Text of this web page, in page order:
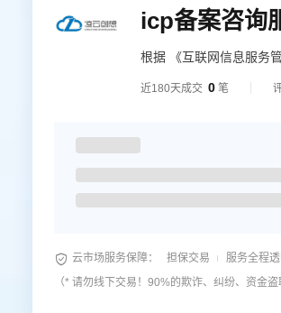
icp备案咨询
根据 《互联网信息服务
近180天成交 0 笔
 云市场服务保障： 担保交易 服务全程透
（* 请勿线下交易！90%的欺诈、纠纷、资金盗